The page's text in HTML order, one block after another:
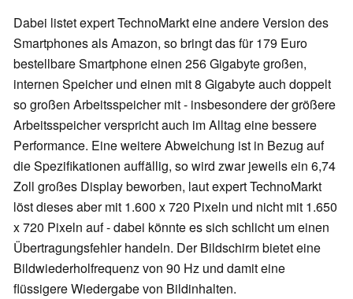
Dabei listet expert TechnoMarkt eine andere Version des
Smartphones als Amazon, so bringt das für 179 Euro
bestellbare Smartphone einen 256 Gigabyte großen,
internen Speicher und einen mit 8 Gigabyte auch doppelt
so großen Arbeitsspeicher mit - insbesondere der größere
Arbeitsspeicher verspricht auch im Alltag eine bessere
Performance. Eine weitere Abweichung ist in Bezug auf
die Spezifikationen auffällig, so wird zwar jeweils ein 6,74
Zoll großes Display beworben, laut expert TechnoMarkt
löst dieses aber mit 1.600 x 720 Pixeln und nicht mit 1.650
x 720 Pixeln auf - dabei könnte es sich schlicht um einen
Übertragungsfehler handeln. Der Bildschirm bietet eine
Bildwiederholfrequenz von 90 Hz und damit eine
flüssigere Wiedergabe von Bildinhalten.